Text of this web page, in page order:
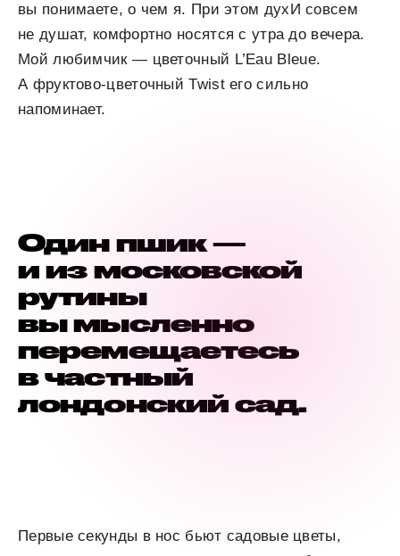
вы понимаете, о чем я. При этом духИ совсем
не душат, комфортно носятся с утра до вечера.
Мой любимчик — цветочный L’Eau Bleue.
А фруктово-цветочный Twist его сильно
напоминает.
Один пшик—
и из московской
рутины
вы мысленно
перемещаетесь
в частный
лондонский сад.
Первые секунды в нос бьют садовые цветы,